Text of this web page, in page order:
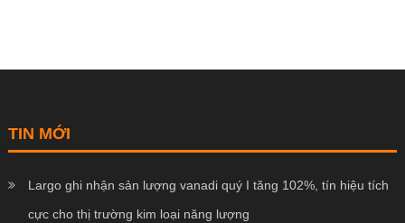
TIN MỚI
Largo ghi nhận sản lượng vanadi quý I tăng 102%, tín hiệu tích
cực cho thị trường kim loại năng lượng